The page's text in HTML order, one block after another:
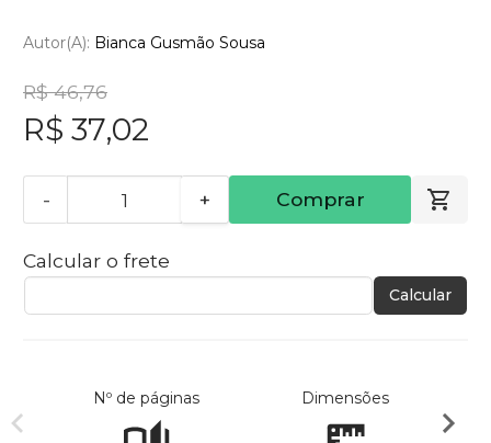
Autor(a): Bianca Gusmão Sousa
R$ 46,76
R$ 37,02
- + Comprar
Calcular o frete
Calcular
Nº de páginas Dimensões